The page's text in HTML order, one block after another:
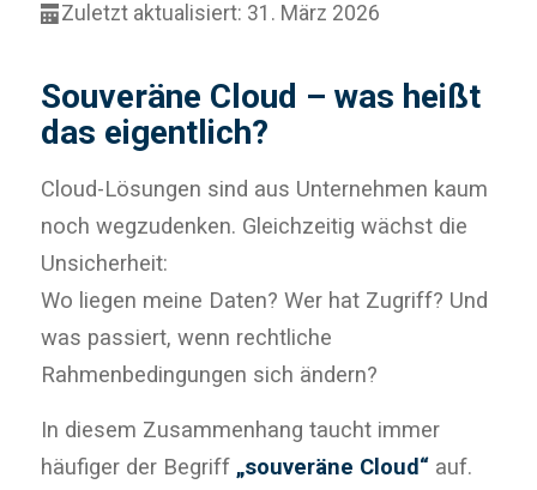
Zuletzt aktualisiert: 31. März 2026
Souveräne Cloud – was heißt
das eigentlich?
Cloud-Lösungen sind aus Unternehmen kaum
noch wegzudenken. Gleichzeitig wächst die
Unsicherheit:
Wo liegen meine Daten? Wer hat Zugriff? Und
was passiert, wenn rechtliche
Rahmenbedingungen sich ändern?
In diesem Zusammenhang taucht immer
häufiger der Begriff „souveräne Cloud“auf.